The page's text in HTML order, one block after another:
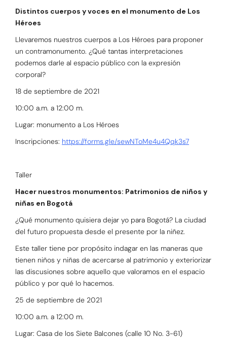
Distintos cuerpos y voces en el monumento de Los
Héroes
Llevaremos nuestros cuerpos a Los Héroes para proponer
un contramonumento. ¿Qué tantas interpretaciones
podemos darle al espacio público con la expresión
corporal?
18 de septiembre de 2021
10:00 a.m. a 12:00 m.
Lugar: monumento a Los Héroes
Inscripciones: https://forms.gle/sewNToMe4u4Qqk3s7
Taller
Hacer nuestros monumentos: Patrimonios de niños y
niñas en Bogotá
¿Qué monumento quisiera dejar yo para Bogotá? La ciudad
del futuro propuesta desde el presente por la niñez.
Este taller tiene por propósito indagar en las maneras que
tienen niños y niñas de acercarse al patrimonio y exteriorizar
las discusiones sobre aquello que valoramos en el espacio
público y por qué lo hacemos.
25 de septiembre de 2021
10:00 a.m. a 12:00 m.
Lugar: Casa de los Siete Balcones (calle 10 No. 3-61)